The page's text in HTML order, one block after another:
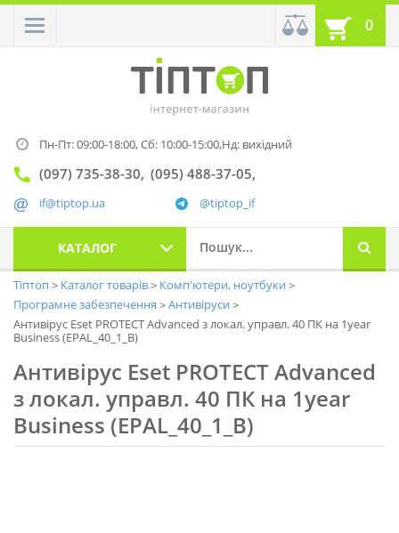
0
Пн-Пт: 09:00-18:00,Сб: 10:00-15:00,Нд: вихідний
(097) 735-38-30 (095) 488-37-05
@tiptop_if
if@tiptop.ua
КАТАЛОГ
Тіптоп Каталог товарів
Комп'ютери, ноутбуки
Програмне забезпечення
Антивіруси
Антивірус Eset PROTECT Advanced з локал. управл. 40 ПК на 1year
Business (EPAL_40_1_B)
Антивірус Eset PROTECT Advanced
з локал. управл. 40 ПК на 1year
Business (EPAL_40_1_B)